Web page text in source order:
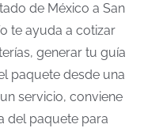
de México a San
te ayuda a cotizar
generar tu guía
paquete desde una
servicio, conviene
del paquete para